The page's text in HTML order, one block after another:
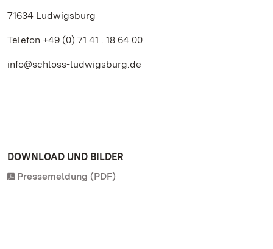
71634 Ludwigsburg
Telefon +49 (0) 71 41 . 18 64 00
info@schloss-ludwigsburg.de
DOWNLOAD UND BILDER
Pressemeldung (PDF)